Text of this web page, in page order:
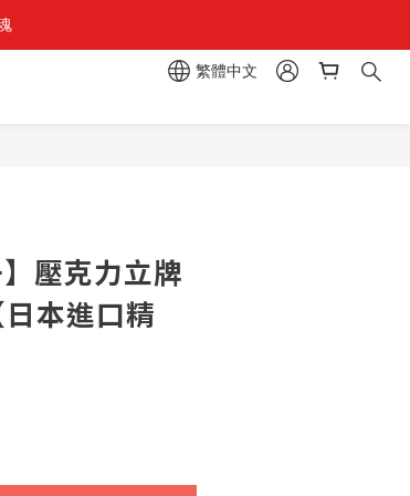
繁體中文
壓克力立牌
本進口精